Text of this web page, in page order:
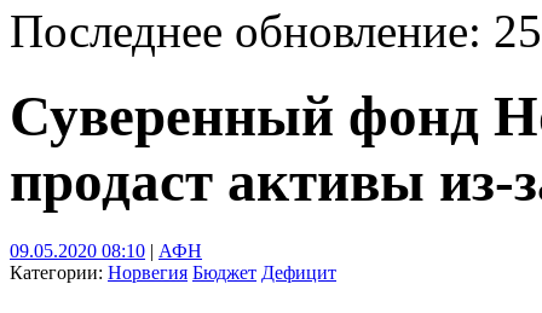
Последнее обновление:
Суверенный фонд
продаст активы
09.05.2020 08:10 | АФН
Категории: Норвегия Бюджет Дефицит